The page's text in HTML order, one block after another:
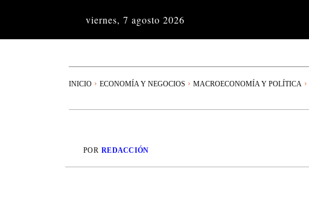
viernes, 7 agosto 2026
INICIO ECONOMÍA Y NEGOCIOS MACROECONOMÍA Y POLÍTICA
POR REDACCIÓN